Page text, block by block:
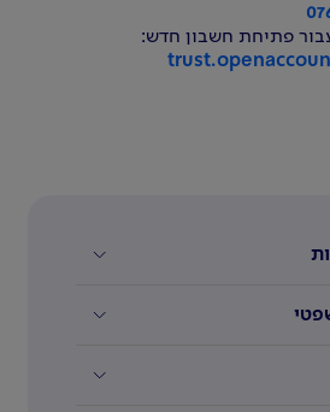
פתיחת חשבון חדש: